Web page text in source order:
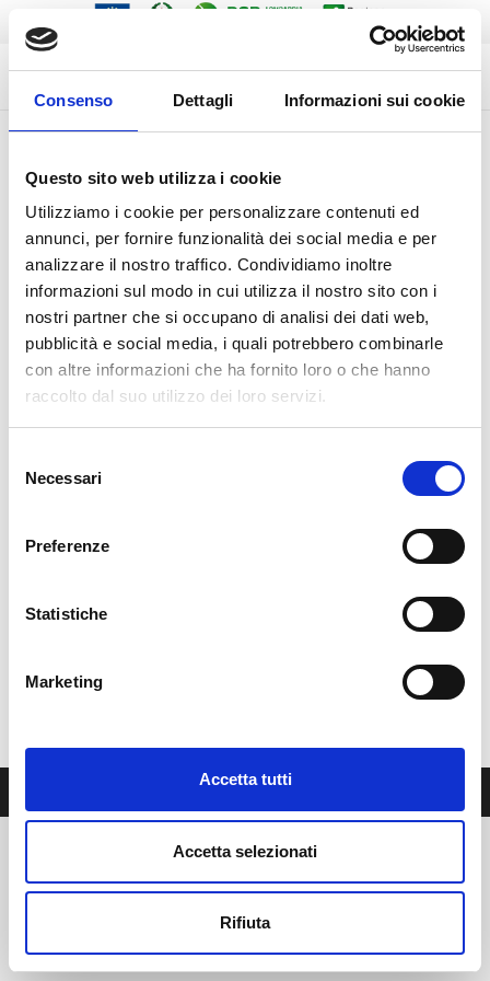
Consenso Dettagli Informazioni sui cookie
Questo sito web utilizza i cookie
Utilizziamo i cookie per personalizzare contenuti ed
annunci, per fornire funzionalità dei social media e per
analizzare il nostro traffico. Condividiamo inoltre
informazioni sul modo in cui utilizza il nostro sito con i
nostri partner che si occupano di analisi dei dati web,
pubblicità e social media, i quali potrebbero combinarle
con altre informazioni che ha fornito loro o che hanno
raccolto dal suo utilizzo dei loro servizi.
delNecessari
Preferenze
Statistiche
Marketing
Accetta tutti
Accetta selezionati
Rifiuta
ABLE TO DOWNLOAD THE NEWS ON THE PROJECT
AND THE NOTICES ON THE EVENTS
Initiative carried out within the Project (PASPAR_GOAT),
1.2.01 – “Demonstration projects and information